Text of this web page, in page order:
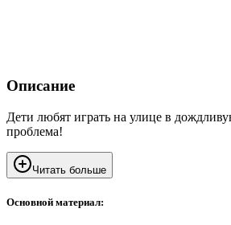
Описание
Дети любят играть на улице в
проблема!
Читать больше
Основной материал: